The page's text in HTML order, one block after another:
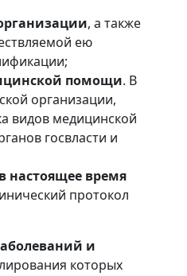
, а также
ею
помощи. В
организации,
видов медицинской
госвласти и
настоящее время
протокол
и
которых